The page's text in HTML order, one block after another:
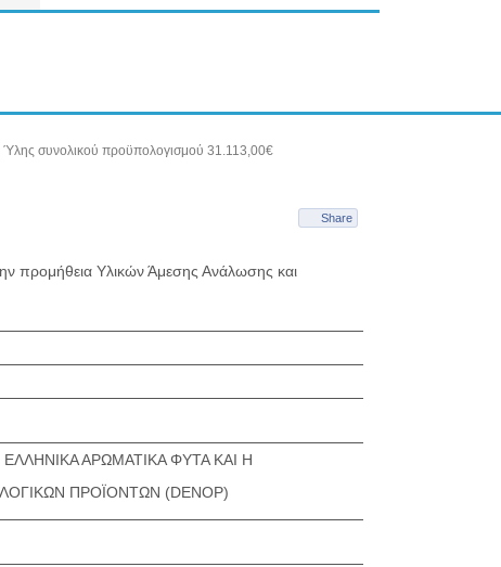
Ύλης συνολικού προϋπολογισμού 31.113,00€
Share
προμήθεια Υλικών Άμεσης Ανάλωσης και
ΑΡΩΜΑΤΙΚΑ ΦΥΤΑ ΚΑΙ Η
ΠΡΟΪΟΝΤΩΝ (DENOP)